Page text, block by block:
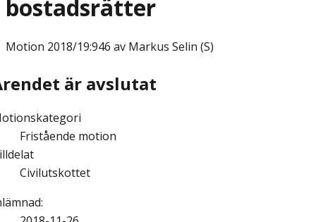
bostadsrätter
Motion 2018/19:946 av Markus Selin (S)
är avslutat
Fristående motion
Civilutskottet
: